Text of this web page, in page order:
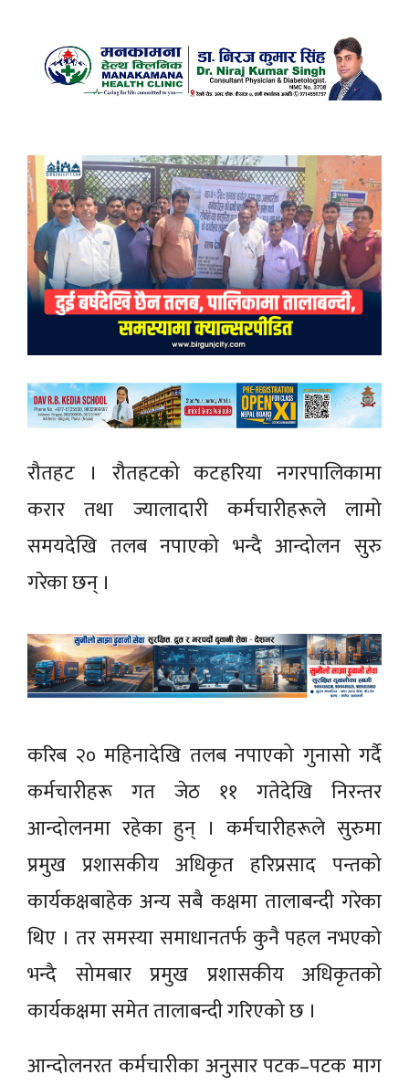
रौतहट । रौतहटको कटहरिया नगरपालिकामा
करार तथा ज्यालादारी कर्मचारीहरूले लामो
समयदेखि तलब नपाएको भन्दै आन्दोलन सुरु
गरेका छन् ।
करिब २० महिनादेखि तलब नपाएको गुनासो गर्दै
कर्मचारीहरू गत जेठ ११ गतेदेखि निरन्तर
आन्दोलनमा रहेका हुन् । कर्मचारीहरूले सुरुमा
प्रमुख प्रशासकीय अधिकृत हरिप्रसाद पन्तको
कार्यकक्षबाहेक अन्य सबै कक्षमा तालाबन्दी गरेका
थिए । तर समस्या समाधानतर्फ कुनै पहल नभएको
भन्दै सोमबार प्रमुख प्रशासकीय अधिकृतको
कार्यकक्षमा समेत तालाबन्दी गरिएको छ ।
आन्दोलनरत कर्मचारीका अनुसार पटक–पटक माग